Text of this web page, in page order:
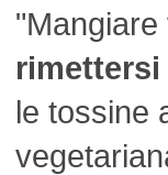
le tossine